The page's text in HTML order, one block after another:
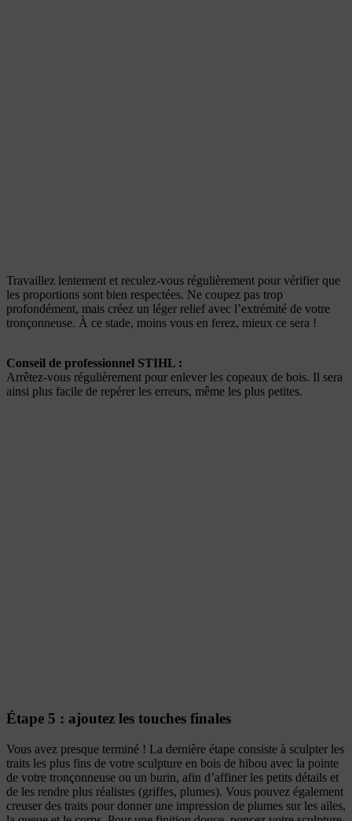
Travaillez lentement et reculez-vous régulièrement pour vérifier que
les proportions sont bien respectées. Ne coupez pas trop
profondément, mais créez un léger relief avec l’extrémité de votre
tronçonneuse. À ce stade, moins vous en ferez, mieux ce sera !
Conseil de professionnel STIHL :
Arrêtez-vous régulièrement pour enlever les copeaux de bois. Il sera
ainsi plus facile de repérer les erreurs, même les plus petites.
Étape 5 : ajoutez les touches finales
Vous avez presque terminé ! La dernière étape consiste à sculpter les
traits les plus fins de votre sculpture en bois de hibou avec la pointe
de votre tronçonneuse ou un burin, afin d’affiner les petits détails et
de les rendre plus réalistes (griffes, plumes). Vous pouvez également
creuser des traits pour donner une impression de plumes sur les ailes,